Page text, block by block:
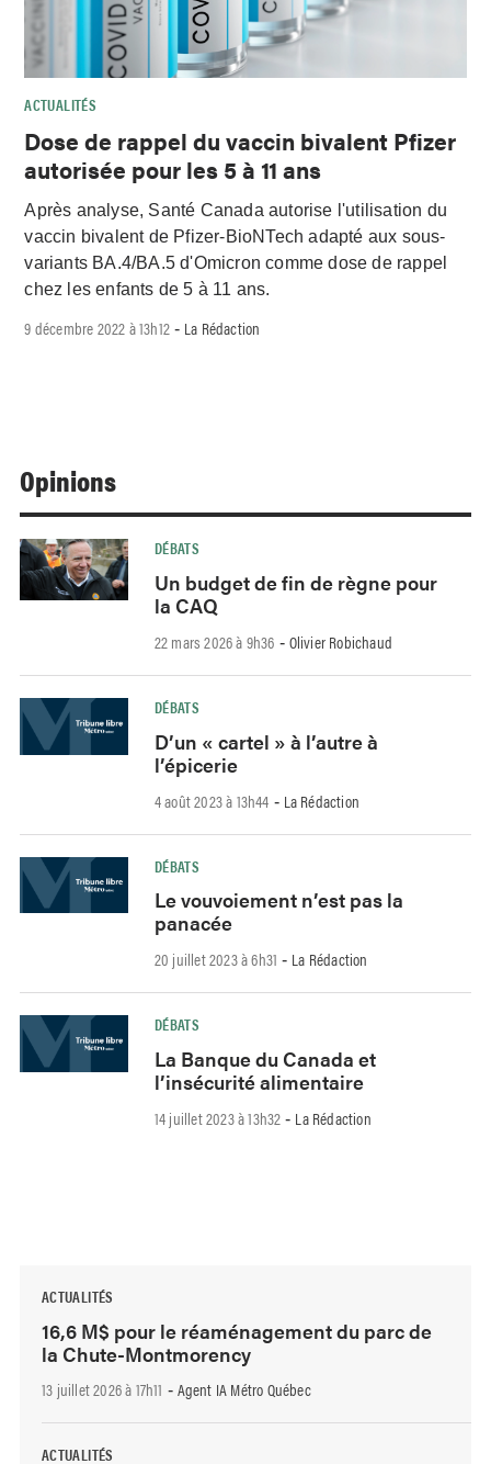
ACTUALITÉS
Dose de rappel du vaccin bivalent Pfizer
autorisée pour les 5 à 11 ans
Après analyse, Santé Canada autorise l'utilisation du
vaccin bivalent de Pfizer-BioNTech adapté aux sous-
variants BA.4/BA.5 d'Omicron comme dose de rappel
chez les enfants de 5 à 11 ans.
9 décembre 2022 à 13h12 - La Rédaction
Opinions
DÉBATS
Un budget de fin de règne pour
la CAQ
22 mars 2026 à 9h36 - Olivier Robichaud
DÉBATS
D’un « cartel » à l’autre à
l’épicerie
4 août 2023 à 13h44 - La Rédaction
DÉBATS
Le vouvoiement n’est pas la
panacée
20 juillet 2023 à 6h31 - La Rédaction
DÉBATS
La Banque du Canada et
l’insécurité alimentaire
14 juillet 2023 à 13h32 - La Rédaction
ACTUALITÉS
16,6 M$ pour le réaménagement du parc de
la Chute-Montmorency
13 juillet 2026 à 17h11 - Agent IA Métro Québec
ACTUALITÉS